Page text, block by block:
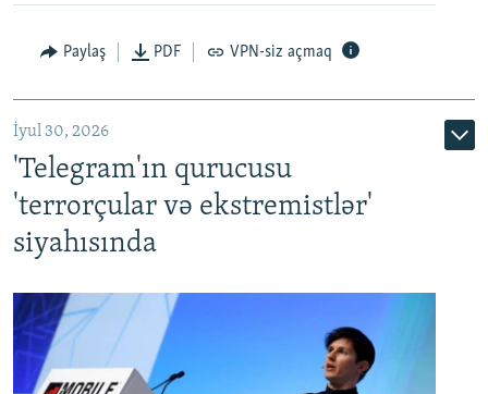
Paylaş PDF VPN-siz açmaq
İyul 30, 2026
'Telegram'ın qurucusu
'terrorçular və ekstremistlər'
siyahısında